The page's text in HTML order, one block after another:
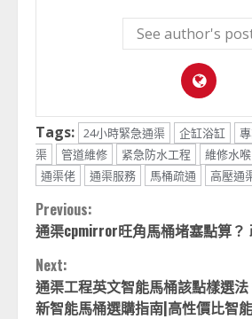
See author's
Tags: 24小時緊急通渠 企缸浴缸
渠
管道維修 紧急防水工程 維修水喉
通渠佬
通渠服務 馬桶疏通 高壓通
Continue
Reading
Previous:
通渠cpmirror旺角馬桶堵塞點算？
Next:
通渠工程英文智能馬桶該點樣選
新智能馬桶選購指南|高性價比智